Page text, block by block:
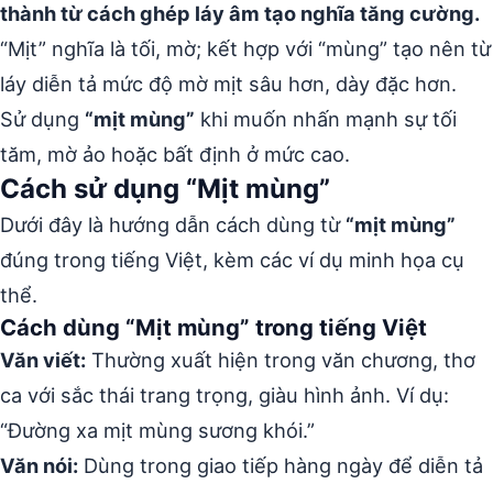
thành từ cách ghép láy âm tạo nghĩa tăng cường.
“Mịt” nghĩa là tối, mờ; kết hợp với “mùng” tạo nên từ
láy diễn tả mức độ mờ mịt sâu hơn, dày đặc hơn.
Sử dụng “mịt mùng” khi muốn nhấn mạnh sự tối
tăm, mờ ảo hoặc bất định ở mức cao.
Cách sử dụng “Mịt mùng”
Dưới đây là hướng dẫn cách dùng từ “mịt mùng”
đúng trong tiếng Việt, kèm các ví dụ minh họa cụ
thể.
Cách dùng “Mịt mùng” trong tiếng Việt
Văn viết: Thường xuất hiện trong văn chương, thơ
ca với sắc thái trang trọng, giàu hình ảnh. Ví dụ:
“Đường xa mịt mùng sương khói.”
Văn nói: Dùng trong giao tiếp hàng ngày để diễn tả